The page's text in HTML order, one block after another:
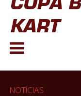
KART
NOTÍCIAS